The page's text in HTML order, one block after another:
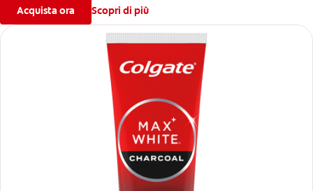
Acquista ora Scopri di più